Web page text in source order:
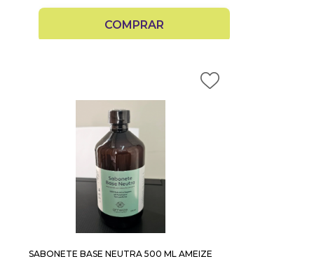
COMPRAR
SABONETE BASE NEUTRA 500 ML AMEIZE